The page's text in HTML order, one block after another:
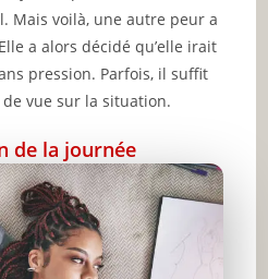
Mais voilà, une autre peur a
a alors décidé qu’elle irait
pression. Parfois, il suffit
de vue sur la situation.
de la journée